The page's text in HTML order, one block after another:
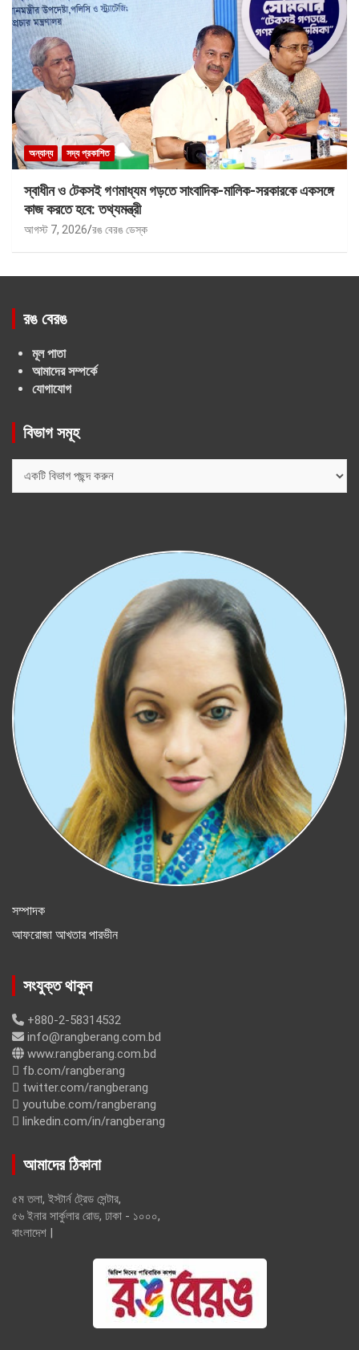
অন্যান্য সদ্য প্রকাশিত
স্বাধীন ও টেকসই গণমাধ্যম গড়তে সাংবাদিক-মালিক-সরকারকে একসঙ্গে
কাজ করতে হবে: তথ্যমন্ত্রী
আগস্ট 7, 2026 রঙ বেরঙ ডেস্ক
রঙ বেরঙ
মূল পাতা
আমাদের সম্পর্কে
যোগাযোগ
বিভাগ সমূহ
সম্পাদক
আফরোজা আখতার পারভীন
সংযুক্ত থাকুন
+880-2-58314532
info@rangberang.com.bd
www.rangberang.com.bd
fb.com/rangberang
twitter.com/rangberang
youtube.com/rangberang
linkedin.com/in/rangberang
আমাদের ঠিকানা
৫ম তলা, ইস্টার্ন ট্রেড সেন্টার,
৫৬ ইনার সার্কুলার রোড, ঢাকা - ১০০০,
বাংলাদেশ |